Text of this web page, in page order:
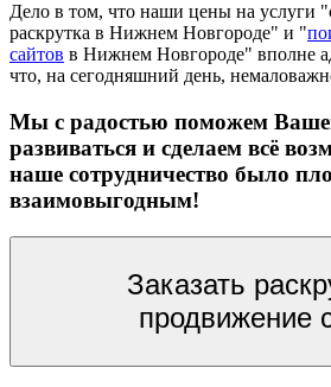
Дело в том, что наши цены на услуги
раскрутка в Нижнем Новгороде" и "
сайтов в Нижнем Новгороде" вполне
что, на сегодняшний день,
Мы с радостью поможем
развиваться и сделаем всё
наше сотрудничество было
взаимовыгодным!
Заказать
продвижение